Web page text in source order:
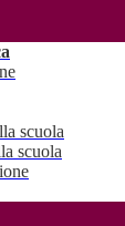
scuola
scuola